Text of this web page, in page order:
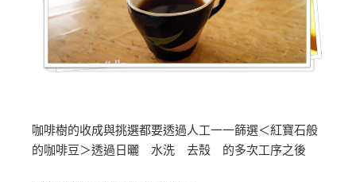
咖啡樹的收成與挑選都要透過人工一一篩選＜紅寶石般
的咖啡豆＞透過日曬 水洗 去殼 的多次工序之後